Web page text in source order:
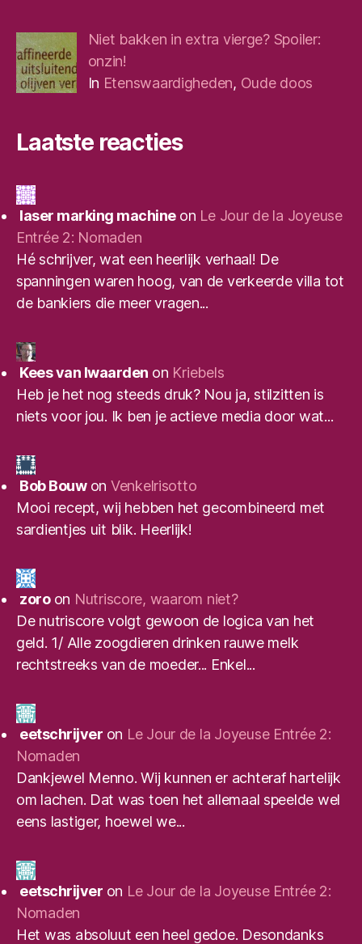
Niet bakken in extra vierge? Spoiler:
onzin!
In Etenswaardigheden, Oude doos
Laatste reacties
laser marking machineon Le Jour de la Joyeuse
Entrée 2: Nomaden
Hé schrijver, wat een heerlijk verhaal! De
spanningen waren hoog, van de verkeerde villa tot
de bankiers die meer vragen...
Kees van Iwaarden on Kriebels
Heb je het nog steeds druk? Nou ja, stilzitten is
niets voor jou. Ik ben je actieve media door wat...
Bob Bouwon Venkelrisotto
Mooi recept, wij hebben het gecombineerd met
sardientjes uit blik. Heerlijk!
zoroon Nutriscore, waarom niet?
De nutriscore volgt gewoon de logica van het
geld. 1/ Alle zoogdieren drinken rauwe melk
rechtstreeks van de moeder... Enkel...
eetschrijver on Le Jour de la Joyeuse Entrée 2:
Nomaden
Dankjewel Menno. Wij kunnen er achteraf hartelijk
om lachen. Dat was toen het allemaal speelde wel
eens lastiger, hoewel we...
eetschrijver on Le Jour de la Joyeuse Entrée 2:
Nomaden
Het was absoluut een heel gedoe. Desondanks